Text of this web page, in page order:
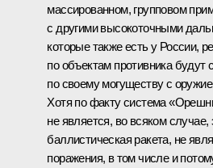
массированном, групповом
с другими высокоточными
которые также есть у России,
по объектам противника
по своему могуществу с
Хотя по факту система
не является, во всяком
баллистическая ракета, не
поражения, в том числе и